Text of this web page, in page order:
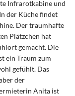
Infrarotkabine und
der Küche findet
Der traumhafte
Plätzchen hat
gemacht. Die
ein Traum zum
gefühlt. Das
der
Anita ist